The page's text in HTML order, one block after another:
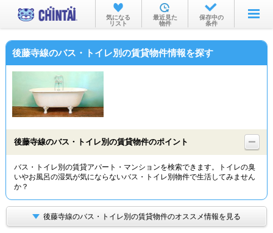
お部屋を探す
沿線・駅から
物件特集から
TOP
気になる
リスト
最近見た
物件
保存中の
条件
後藤寺線のバス・トイレ別の賃貸物件情報を探す
後藤寺線のバス・トイレ別の賃貸物件のポイント
バス・トイレ別の賃貸アパート・マンションを検索できます。トイレの臭
いやお風呂の湿気が気にならないバス・トイレ別物件で生活してみません
か？
後藤寺線のバス・トイレ別の賃貸物件のオススメ情報を見る